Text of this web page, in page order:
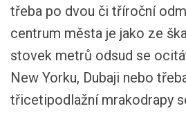
třeba po dvou či tříroční
centrum města je jako ze
stovek metrů odsud se
New Yorku, Dubaji nebo
třicetipodlažní mrakodrapy